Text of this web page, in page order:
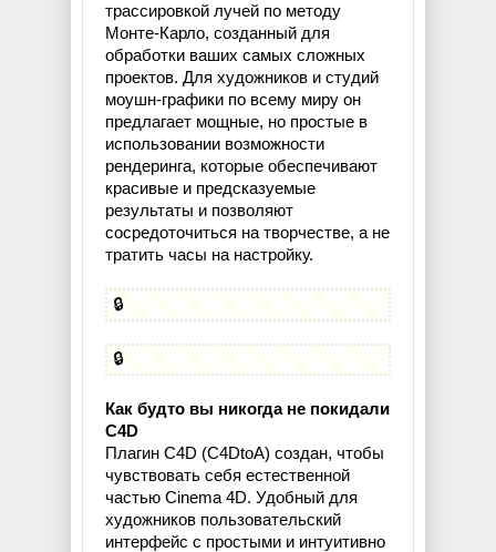
трассировкой лучей по методу
Монте-Карло, созданный для
обработки ваших самых сложных
проектов. Для художников и студий
моушн-графики по всему миру он
предлагает мощные, но простые в
использовании возможности
рендеринга, которые обеспечивают
красивые и предсказуемые
результаты и позволяют
сосредоточиться на творчестве, а не
тратить часы на настройку.
🔒
🔒
Как будто вы никогда не покидали
C4D
Плагин C4D (C4DtoA) создан, чтобы
чувствовать себя естественной
частью Cinema 4D. Удобный для
художников пользовательский
интерфейс с простыми и интуитивно